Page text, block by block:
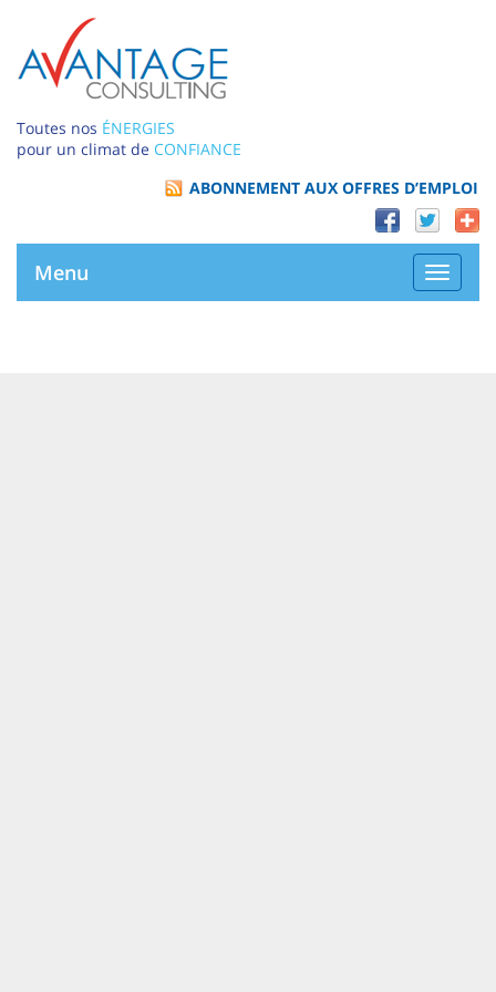
Toutes nos ÉNERGIES
pour un climat de CONFIANCE
ABONNEMENT AUX OFFRES D’EMPLOI
la
Menu